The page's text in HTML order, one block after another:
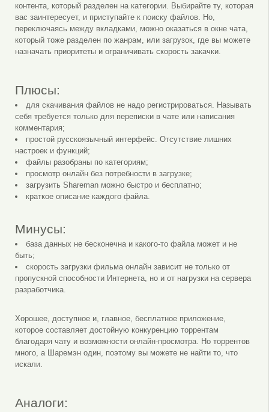
контента, который разделен на категории. Выбирайте ту, которая
вас заинтересует, и приступайте к поиску файлов. Но,
переключаясь между вкладками, можно оказаться в окне чата,
который тоже разделен по жанрам, или загрузок, где вы можете
назначать приоритеты и ограничивать скорость закачки.
Плюсы:
для скачивания файлов не надо регистрироваться. Называть
себя требуется только для переписки в чате или написания
комментария;
простой русскоязычный интерфейс. Отсутствие лишних
настроек и функций;
файлы разобраны по категориям;
просмотр онлайн без потребности в загрузке;
загрузить Shareman можно быстро и бесплатно;
краткое описание каждого файла.
Минусы:
база данных не бесконечна и какого-то файла может и не
быть;
скорость загрузки фильма онлайн зависит не только от
пропускной способности Интернета, но и от нагрузки на сервера
разработчика.
Хорошее, доступное и, главное, бесплатное приложение,
которое составляет достойную конкуренцию торрентам
благодаря чату и возможности онлайн-просмотра. Но торрентов
много, а Шаремэн один, поэтому вы можете не найти то, что
искали.
Аналоги: